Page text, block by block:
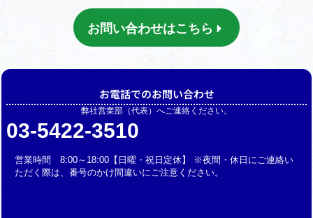
お問い合わせはこちら
お電話でのお問い合わせ
弊社営業部（代表）へご連絡ください。
03-5422-3510
営業時間 8:00～18:00【日曜・祝日定休】 ※夜間・休日にご連絡い
ただく際は、番号のかけ間違いにご注意ください。